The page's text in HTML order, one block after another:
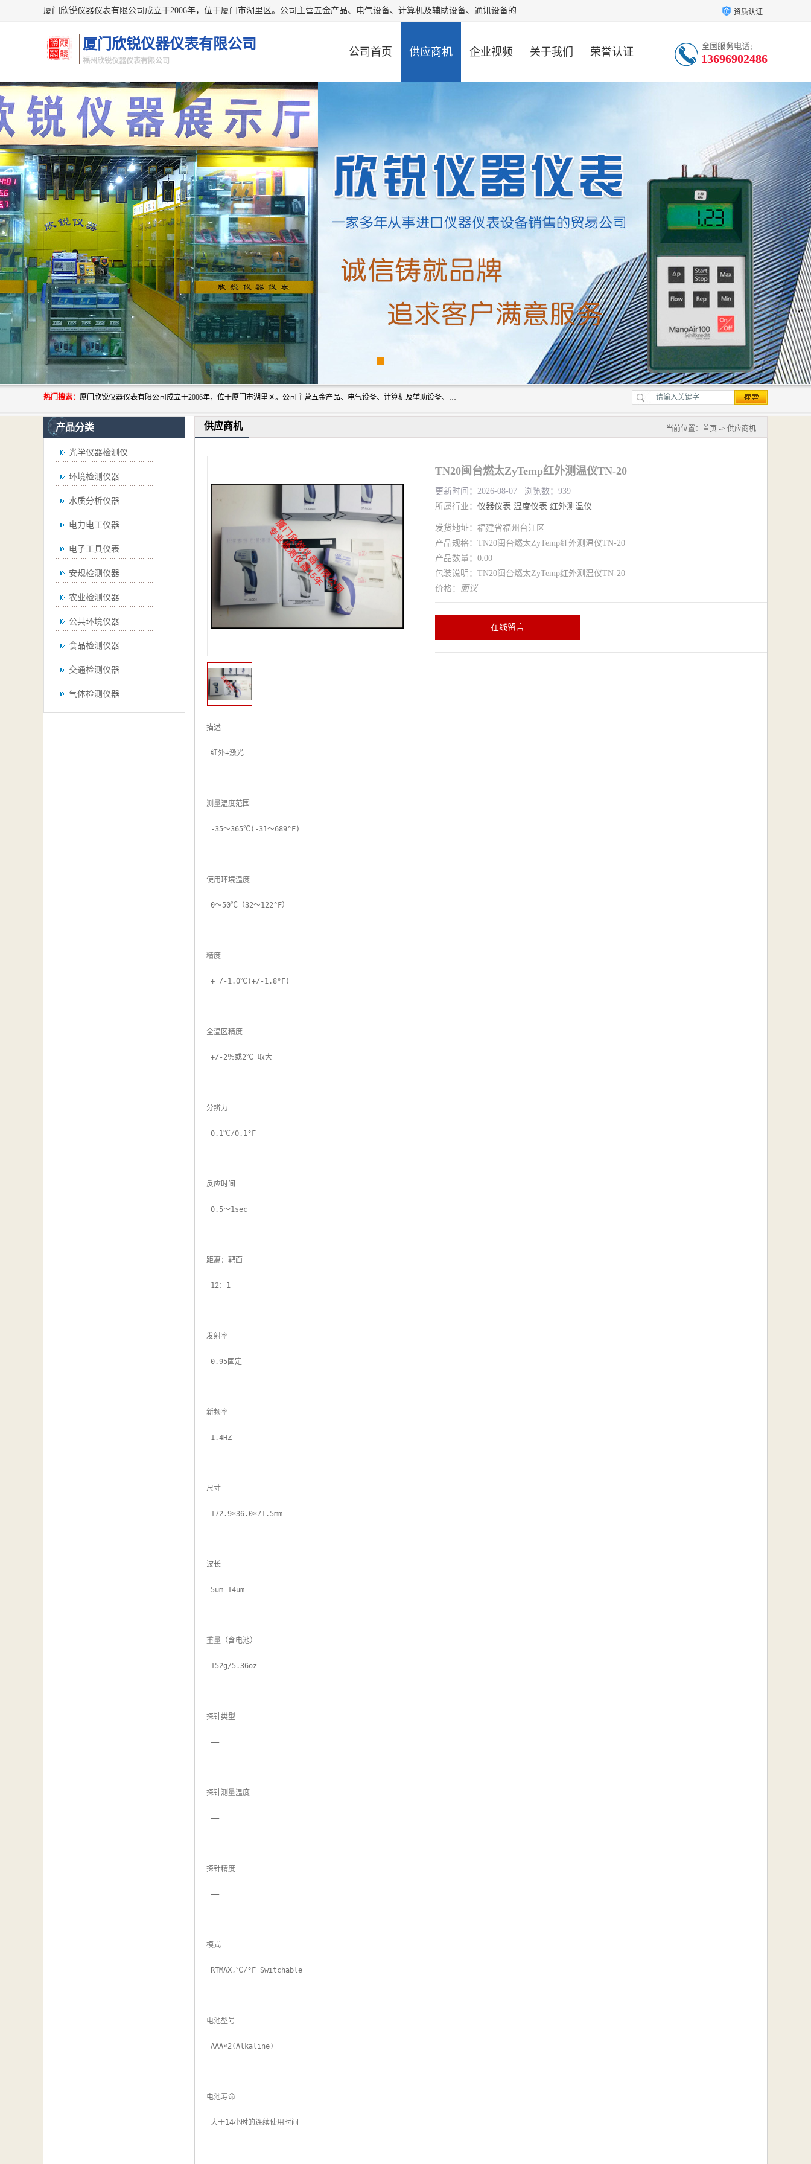
厦门欣锐仪器仪表有限公司成立于2006年，位于厦门市湖里区。公司主营五金产品、电气设备、计算机及辅助设备、通讯设备的批发与零售，同时涉及乐器、照相器材等文化用品的销售。此外，公司还提供通用设备、电气设备、仪器仪表的修理服务，以及信息系统集成、信息技术咨询、数据处理和存储等技术支持。公司致力于为客户提供全面的产品和服务，满足多样化的市场需求。 资质认证
厦门欣锐仪器仪表有限公司
福州欣锐仪器仪表有限公司
公司首页 供应商机 企业视频 关于我们 荣誉认证 13696902486
热门搜索： 厦门欣锐仪器仪表有限公司成立于2006年，位于厦门市湖里区。公司主营五金产品、电气设备、计算机及辅助设备、通讯设备的批发与零售，同时涉及乐器、照相器材等文化用品的销售。此外，公司还提供通用设备、电气设备、仪器仪表的修理服务，以及信息系统集成、信息技术咨询、数据处理和存储等技术支持。公司致力于为客户提供全面的产品和服务，满足多样化的市场需求。
产品分类
光学仪器检测仪
环境检测仪器
水质分析仪器
电力电工仪器
电子工具仪表
安规检测仪器
农业检测仪器
公共环境仪器
食品检测仪器
交通检测仪器
气体检测仪器
供应商机 当前位置： 首页 -> 供应商机
TN20闽台燃太ZyTemp红外测温仪TN-20
更新时间：2026-08-07 浏览数：939
所属行业： 仪器仪表 温度仪表 红外测温仪
发货地址：福建省福州台江区
产品规格：TN20闽台燃太ZyTemp红外测温仪TN-20
产品数量：0.00
包装说明：TN20闽台燃太ZyTemp红外测温仪TN-20
价格： 面议
在线留言
描述
测量温度范围
使用环境温度
精度
全温区精度
分辨力
反应时间
距离：靶面
发射率
新频率
尺寸
波长
重量（含电池）
探针类型
探针测量温度
探针精度
模式
电池型号
电池寿命